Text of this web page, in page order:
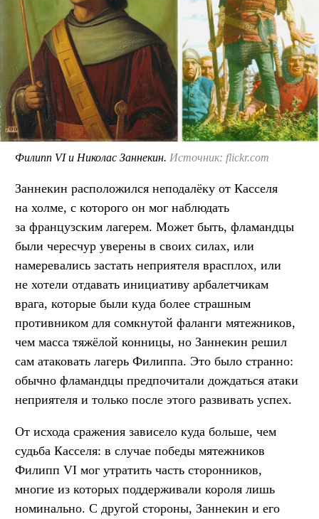
Филипп VI и Николас Заннекин. Источник: flickr.com
Заннекин расположился неподалёку от Касселя
на холме, с которого он мог наблюдать
за французским лагерем. Может быть, фламандцы
были чересчур уверены в своих силах, или
намеревались застать неприятеля врасплох, или
не хотели отдавать инициативу арбалетчикам
врага, которые были куда более страшным
противником для сомкнутой фаланги мятежников,
чем масса тяжёлой конницы, но Заннекин решил
сам атаковать лагерь Филиппа. Это было странно:
обычно фламандцы предпочитали дождаться атаки
неприятеля и только после этого развивать успех.
От исхода сражения зависело куда больше, чем
судьба Касселя: в случае победы мятежников
Филипп VI мог утратить часть сторонников,
многие из которых поддерживали короля лишь
номинально. С другой стороны, Заннекин и его